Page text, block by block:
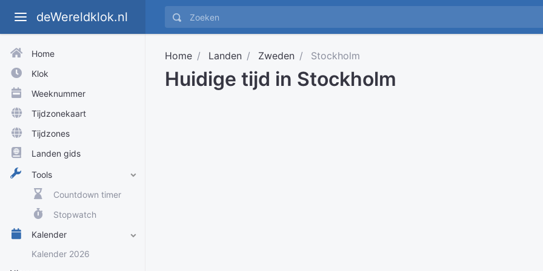
deWereldklok.nl
Home
Klok
Weeknummer
Tijdzonekaart
Tijdzones
Landen gids
Tools
Countdown timer
Stopwatch
Kalender
Kalender 2026
Home Landen Zweden Stockholm
Huidige tijd in Stockholm